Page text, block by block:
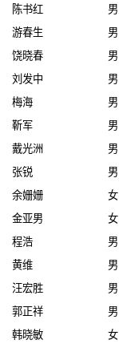
陈书红
男
游春生
男
饶晓春
男
刘发中
男
梅海
男
靳军
男
戴光洲
男
张锐
男
余姗姗
女
金亚男
女
程浩
男
黄维
男
汪宏胜
男
郭正祥
男
韩晓敏
女